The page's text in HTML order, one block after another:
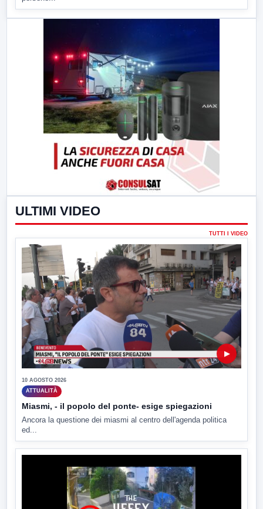
ULTIMI VIDEO
TUTTI I VIDEO
▶
10 AGOSTO 2026
ATTUALITÀ
Miasmi, - il popolo del ponte- esige spiegazioni
Ancora la questione dei miasmi al centro dell'agenda politica
ed...